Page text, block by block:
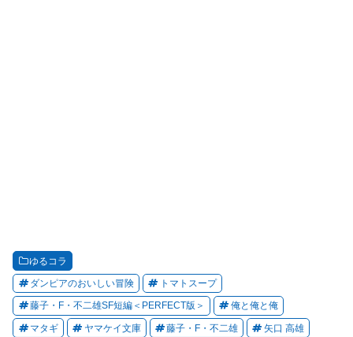
ゆるコラ
ダンピアのおいしい冒険 トマトスープ
藤子・F・不二雄SF短編＜PERFECT版＞ 俺と俺と俺
マタギ ヤマケイ文庫 藤子・F・不二雄 矢口 高雄